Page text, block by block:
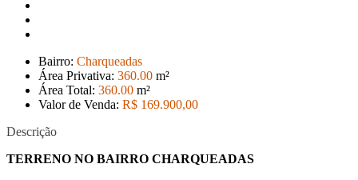
Bairro: Charqueadas
Área Privativa: 360.00 m²
Área Total: 360.00 m²
Valor de Venda: R$ 169.900,00
Descrição
TERRENO NO BAIRRO CHARQUEADAS